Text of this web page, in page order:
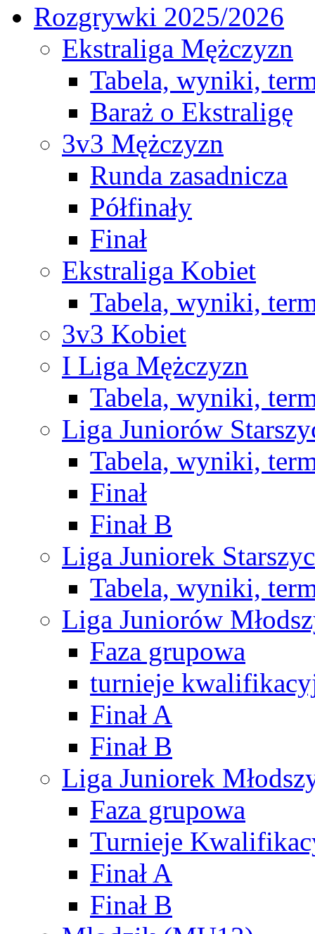
Rozgrywki 2025/2026
Ekstraliga Mężczyzn
Tabela, wyniki,
Baraż o Ekstraligę
3v3 Mężczyzn
Runda zasadnicza
Półfinały
Finał
Ekstraliga Kobiet
Tabela, wyniki,
3v3 Kobiet
I Liga Mężczyzn
Tabela, wyniki,
Liga Juniorów
Tabela, wyniki,
Finał
Finał B
Liga Juniorek
Tabela, wyniki,
Liga Juniorów
Faza grupowa
turnieje
Finał A
Finał B
Liga Juniorek
Faza grupowa
Turnieje
Finał A
Finał B